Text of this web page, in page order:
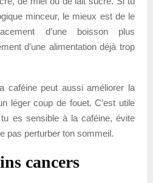
minceur, le mieux est de le
d’une boisson plus
d’une alimentation déjà trop
caféine peut aussi améliorer la
léger coup de fouet. C’est utile
es sensible à la caféine, évite
pas perturber ton sommeil.
cancers